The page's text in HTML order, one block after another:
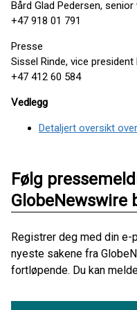
Bård Glad Pedersen,
+47 918 01 791
Presse
Sissel Rinde, vice president
+47 412 60 584
Vedlegg
Detaljert oversikt
Følg
GlobeNewswire
Registrer deg med din
nyeste sakene fra
fortløpende. Du kan